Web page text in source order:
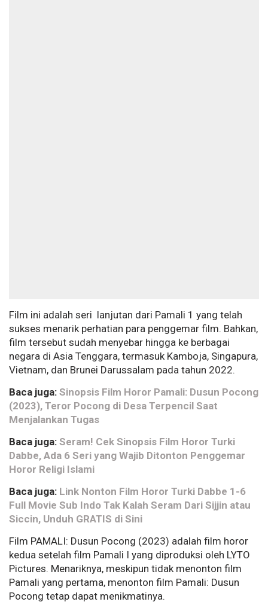
Film ini adalah seri lanjutan dari Pamali 1 yang telah
sukses menarik perhatian para penggemar film. Bahkan,
film tersebut sudah menyebar hingga ke berbagai
negara di Asia Tenggara, termasuk Kamboja, Singapura,
Vietnam, dan Brunei Darussalam pada tahun 2022.
Baca juga: Sinopsis Film Horor Pamali: Dusun Pocong
(2023), Teror Pocong di Desa Terpencil Saat
Menjalankan Tugas
Baca juga: Seram! Cek Sinopsis Film Horor Turki
Dabbe, Ada 6 Seri yang Wajib Ditonton Penggemar
Horor Religi Islami
Baca juga: Link Nonton Film Horor Turki Dabbe 1-6
Full Movie Sub Indo Tak Kalah Seram Dari Sijjin atau
Siccin, Unduh GRATIS di Sini
Film PAMALI: Dusun Pocong (2023) adalah film horor
kedua setelah film Pamali I yang diproduksi oleh LYTO
Pictures. Menariknya, meskipun tidak menonton film
Pamali yang pertama, menonton film Pamali: Dusun
Pocong tetap dapat menikmatinya.